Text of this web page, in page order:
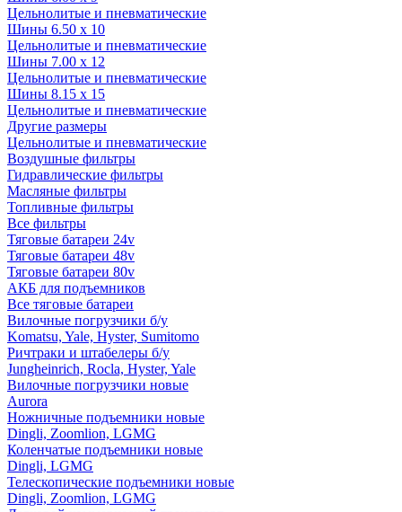
Цельнолитые и пневматические
Шины 6.50 x 10
Цельнолитые и пневматические
Шины 7.00 x 12
Цельнолитые и пневматические
Шины 8.15 x 15
Цельнолитые и пневматические
Другие размеры
Цельнолитые и пневматические
Воздушные фильтры
Гидравлические фильтры
Масляные фильтры
Топливные фильтры
Все фильтры
Тяговые батареи 24v
Тяговые батареи 48v
Тяговые батареи 80v
АКБ для подъемников
Все тяговые батареи
Вилочные погрузчики б/у
Komatsu, Yale, Hyster, Sumitomo
Ричтраки и штабелеры б/у
Jungheinrich, Rocla, Hyster, Yale
Вилочные погрузчики новые
Aurora
Ножничные подъемники новые
Dingli, Zoomlion, LGMG
Коленчатые подъемники новые
Dingli, LGMG
Телескопические подъемники новые
Dingli, Zoomlion, LGMG